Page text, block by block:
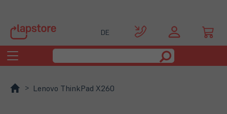
DE
Toggle
navigation
Lenovo ThinkPad X260